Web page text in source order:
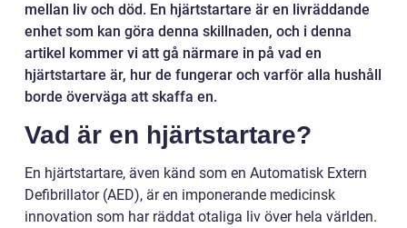
mellan liv och död. En hjärtstartare är en livräddande
enhet som kan göra denna skillnaden, och i denna
artikel kommer vi att gå närmare in på vad en
hjärtstartare är, hur de fungerar och varför alla hushåll
borde överväga att skaffa en.
Vad är en hjärtstartare?
En hjärtstartare, även känd som en Automatisk Extern
Defibrillator (AED), är en imponerande medicinsk
innovation som har räddat otaliga liv över hela världen.